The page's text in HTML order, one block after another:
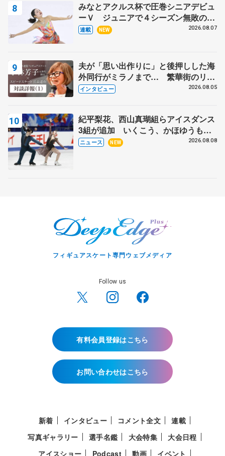
みなとアクルス杯で圧巻シニアデビュ
ーＶ ジュニアで４シーズン無敗の島
田麻央
連載 NEW 2026.08.07
夫が「思い出作りに」と後押しした海
外同行がミラノまで… 繁華街のリン
クでは不良のお兄さんも味方に 小林
インタビュー 2026.08.05
紀平梨花、西山真瑚組らアイスダンス
3組が追加 いくこう、かほゆうも、
木下グループ杯
ニュース NEW 2026.08.08
フィギュアスケート専門ウェブメディア
Follow us
有料会員登録はこちら
お問い合わせはこちら
新着 インタビュー コメント全文
連載
写真ギャラリー
選手名鑑 大会特集
大会日程
アイスショー
Podcast 動画 イベント